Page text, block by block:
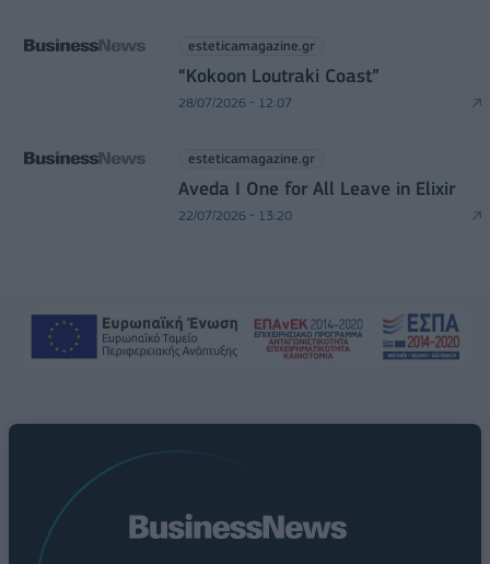
esteticamagazine.gr
“Kokoon Loutraki Coast”
28/07/2026 - 12:07
esteticamagazine.gr
Aveda I One for All Leave in Elixir
22/07/2026 - 13:20